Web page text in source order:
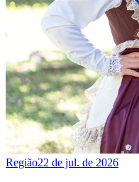
Região22 de jul. de 2026